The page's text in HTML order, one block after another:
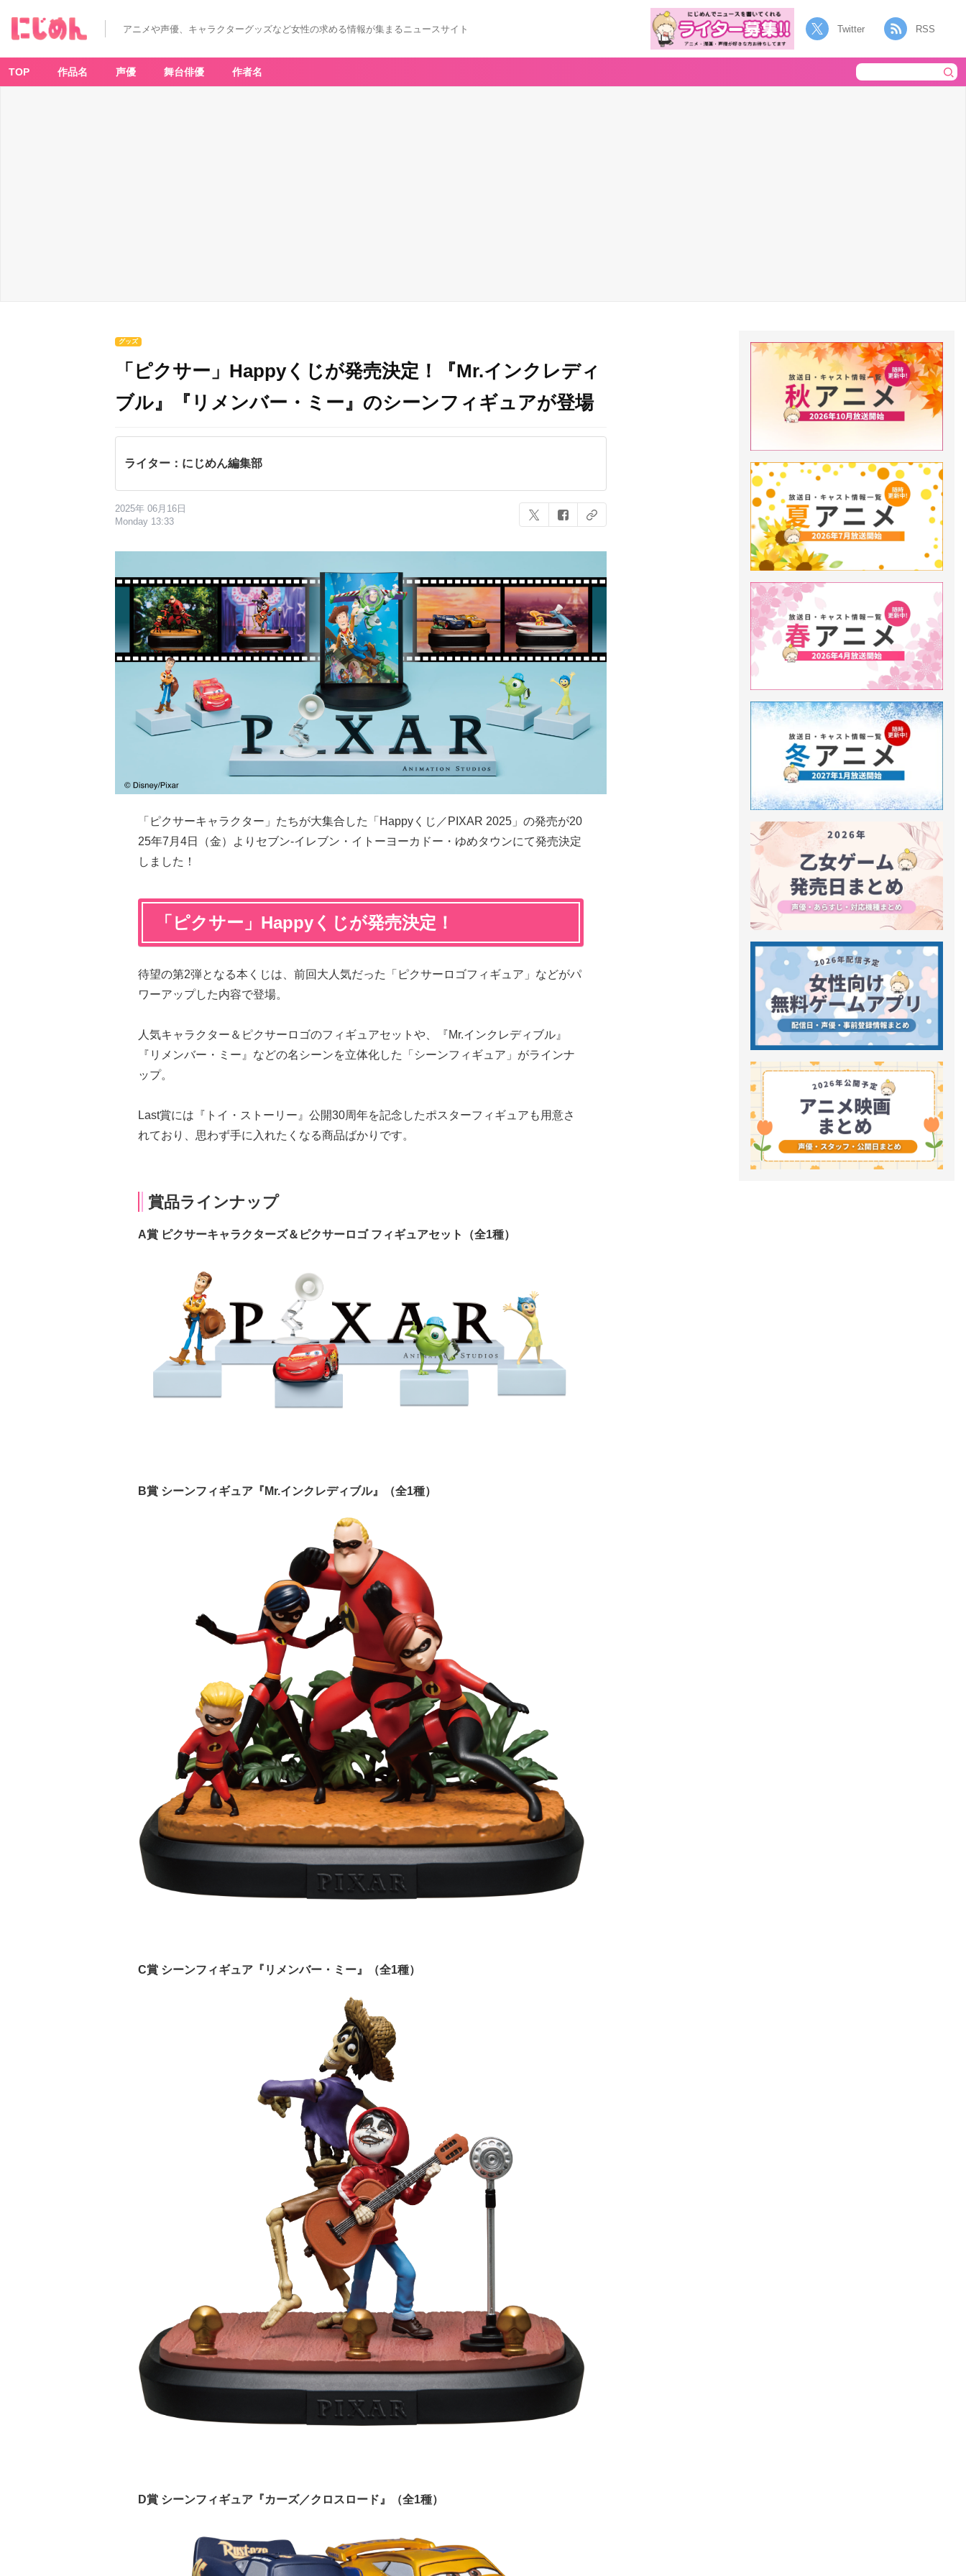
アニメや声優、キャラクターグッズなど女性の求める情報が集まるニュースサイト Twitter RSS
TOP 作品名 声優 舞台俳優 作者名
グッズ
「ピクサー」Happyくじが発売決定！『Mr.インクレディ
ブル』『リメンバー・ミー』のシーンフィギュアが登場
ライター：にじめん編集部
2025年 06月16日
Monday 13:33
「ピクサーキャラクター」たちが大集合した「Happyくじ／PIXAR 2025」の発売が20
25年7月4日（金）よりセブン-イレブン・イトーヨーカドー・ゆめタウンにて発売決定
しました！
「ピクサー」Happyくじが発売決定！
待望の第2弾となる本くじは、前回大人気だった「ピクサーロゴフィギュア」などがパ
ワーアップした内容で登場。
人気キャラクター＆ピクサーロゴのフィギュアセットや、『Mr.インクレディブル』
『リメンバー・ミー』などの名シーンを立体化した「シーンフィギュア」がラインナ
ップ。
Last賞には『トイ・ストーリー』公開30周年を記念したポスターフィギュアも用意さ
れており、思わず手に入れたくなる商品ばかりです。
賞品ラインナップ
A賞 ピクサーキャラクターズ＆ピクサーロゴ フィギュアセット（全1種）
B賞 シーンフィギュア『Mr.インクレディブル』（全1種）
C賞 シーンフィギュア『リメンバー・ミー』（全1種）
D賞 シーンフィギュア『カーズ／クロスロード』（全1種）